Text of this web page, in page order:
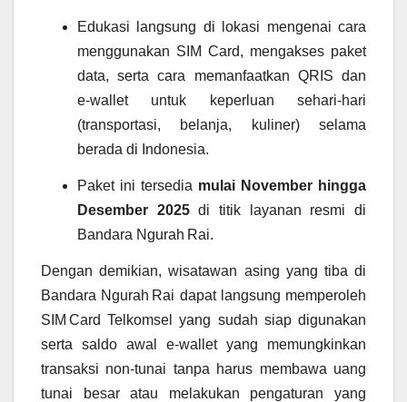
Edukasi langsung di lokasi mengenai cara
menggunakan SIM Card, mengakses paket
data, serta cara memanfaatkan QRIS dan
e‑wallet untuk keperluan sehari‑hari
(transportasi, belanja, kuliner) selama
berada di Indonesia.
Paket ini tersedia mulai November hingga
Desember 2025di titik layanan resmi di
Bandara Ngurah Rai.
Dengan demikian, wisatawan asing yang tiba di
Bandara Ngurah Rai dapat langsung memperoleh
SIM Card Telkomsel yang sudah siap digunakan
serta saldo awal e‑wallet yang memungkinkan
transaksi non‐tunai tanpa harus membawa uang
tunai besar atau melakukan pengaturan yang